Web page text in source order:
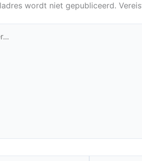
wordt niet gepubliceerd.